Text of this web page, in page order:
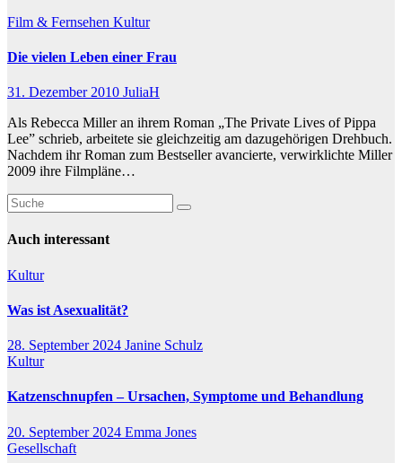
Film & Fernsehen Kultur
Die vielen Leben einer Frau
31. Dezember 2010 JuliaH
Als Rebecca Miller an ihrem Roman „The Private Lives of Pippa
Lee” schrieb, arbeitete sie gleichzeitig am dazugehörigen Drehbuch.
Nachdem ihr Roman zum Bestseller avancierte, verwirklichte Miller
2009 ihre Filmpläne…
Auch interessant
Kultur
Was ist Asexualität?
28. September 2024 Janine Schulz
Kultur
Katzenschnupfen – Ursachen, Symptome und Behandlung
20. September 2024 Emma Jones
Gesellschaft